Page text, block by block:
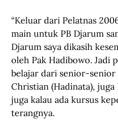
“Keluar dari Pelatnas
main untuk PB Djarum
Djarum saya dikasih
oleh Pak Hadibowo. Jadi
belajar dari senior-
Christian (Hadinata),
juga kalau ada kursus
terangnya.